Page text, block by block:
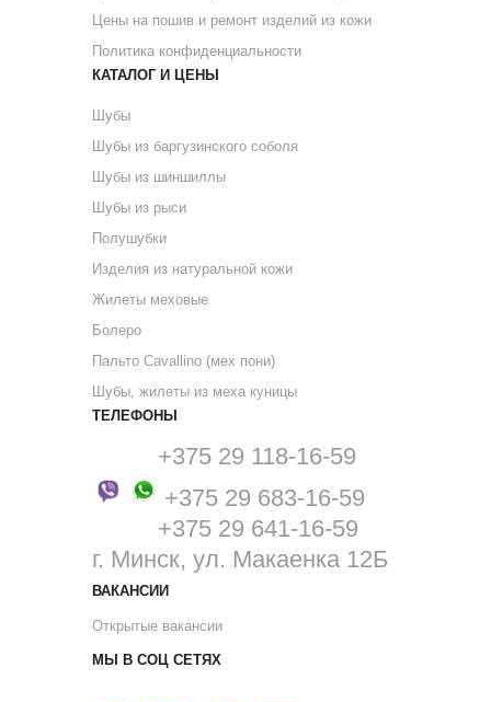
Цены на пошив и ремонт изделий из кожи
Политика конфиденциальности
КАТАЛОГ И ЦЕНЫ
Шубы
Шубы из баргузинского соболя
Шубы из шиншиллы
Шубы из рыси
Полушубки
Изделия из натуральной кожи
Жилеты меховые
Болеро
Пальто Cavallino (мех пони)
Шубы, жилеты из меха куницы
ТЕЛЕФОНЫ
+375 29 118-16-59
+375 29 683-16-59
+375 29 641-16-59
г. Минск, ул. Макаенка 12Б
ВАКАНСИИ
Открытые вакансии
МЫ В СОЦ СЕТЯХ